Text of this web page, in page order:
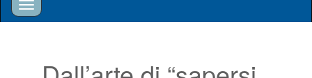
Toggle
navigation